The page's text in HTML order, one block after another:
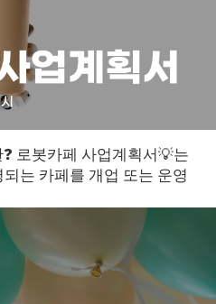
로봇카페 사업계획서💡는
는 카페를 개업 또는 운영